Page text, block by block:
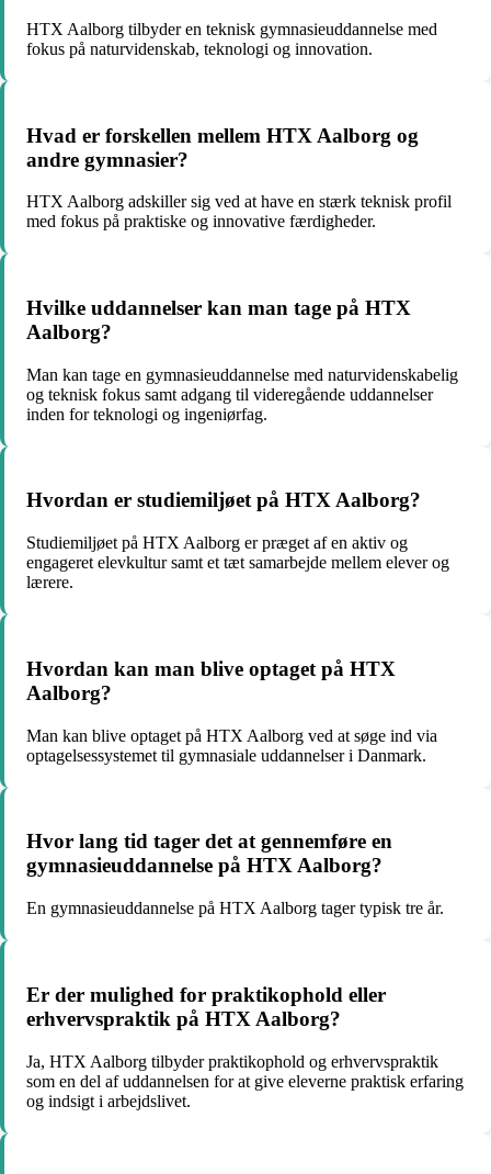
HTX Aalborg tilbyder en teknisk gymnasieuddannelse med
fokus på naturvidenskab, teknologi og innovation.
Hvad er forskellen mellem HTX Aalborg og
andre gymnasier?
HTX Aalborg adskiller sig ved at have en stærk teknisk profil
med fokus på praktiske og innovative færdigheder.
Hvilke uddannelser kan man tage på HTX
Aalborg?
Man kan tage en gymnasieuddannelse med naturvidenskabelig
og teknisk fokus samt adgang til videregående uddannelser
inden for teknologi og ingeniørfag.
Hvordan er studiemiljøet på HTX Aalborg?
Studiemiljøet på HTX Aalborg er præget af en aktiv og
engageret elevkultur samt et tæt samarbejde mellem elever og
lærere.
Hvordan kan man blive optaget på HTX
Aalborg?
Man kan blive optaget på HTX Aalborg ved at søge ind via
optagelsessystemet til gymnasiale uddannelser i Danmark.
Hvor lang tid tager det at gennemføre en
gymnasieuddannelse på HTX Aalborg?
En gymnasieuddannelse på HTX Aalborg tager typisk tre år.
Er der mulighed for praktikophold eller
erhvervspraktik på HTX Aalborg?
Ja, HTX Aalborg tilbyder praktikophold og erhvervspraktik
som en del af uddannelsen for at give eleverne praktisk erfaring
og indsigt i arbejdslivet.